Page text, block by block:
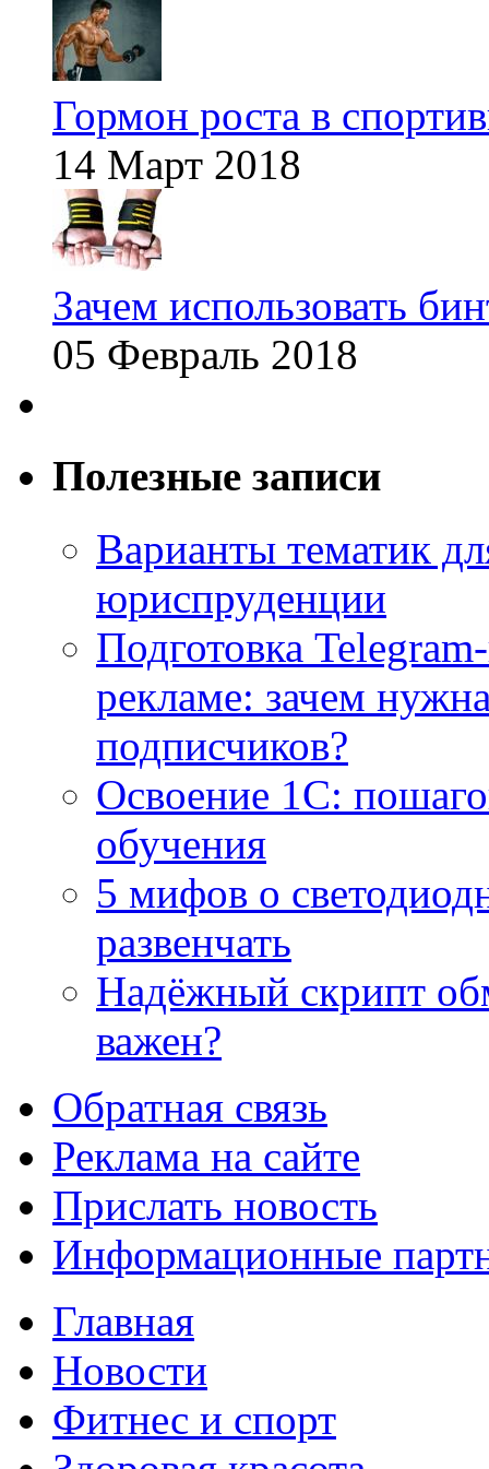
Гормон роста в
14 Март 2018
Зачем использовать
05 Февраль 2018
Полезные записи
Варианты тематик
юриспруденции
Подготовка
рекламе: зачем
подписчиков?
Освоение 1С:
обучения
5 мифов о
развенчать
Надёжный скрипт
важен?
Обратная связь
Реклама на сайте
Прислать новость
Информационные
Главная
Новости
Фитнес и спорт